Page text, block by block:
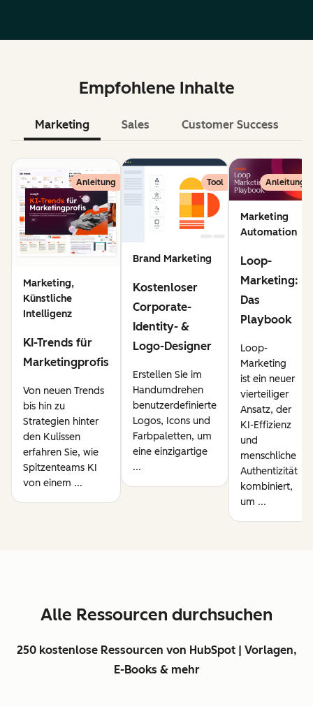
Empfohlene Inhalte
Marketing Sales Customer Success
Anleitung
Marketing,
Künstliche
Intelligenz
KI-Trends für
Marketingprofis
Von neuen Trends
bis hin zu
Strategien hinter
den Kulissen
erfahren Sie, wie
Spitzenteams KI
von einem ...
Tool
Brand Marketing
Kostenloser
Corporate-
Identity- &
Logo-Designer
Erstellen Sie im
Handumdrehen
benutzerdefinierte
Logos, Icons und
Farbpaletten, um
eine einzigartige
...
Anleitung
Marketing
Automation
Loop-
Marketing:
Das
Playbook
Loop-
Marketing
ist ein neuer
vierteiliger
Ansatz, der
KI-Effizienz
und
menschliche
Authentizität
kombiniert,
um ...
Alle Ressourcen durchsuchen
250 kostenlose Ressourcen von HubSpot | Vorlagen,
E-Books & mehr